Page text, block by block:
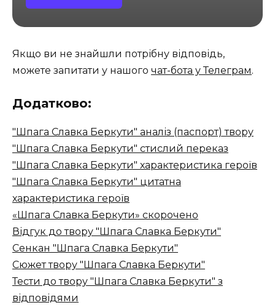
Якщо ви не знайшли потрібну відповідь,
можете запитати у нашого чат-бота у Телеграм.
Додатково:
"Шпага Славка Беркути" аналіз (паспорт) твору
"Шпага Славка Беркути" стислий переказ
"Шпага Славка Беркути" характеристика героїв
"Шпага Славка Беркути" цитатна
характеристика героїв
«Шпага Славка Беркути» скорочено
Відгук до твору "Шпага Славка Беркути"
Сенкан "Шпага Славка Беркути"
Сюжет твору "Шпага Славка Беркути"
Тести до твору "Шпага Славка Беркути" з
відповідями